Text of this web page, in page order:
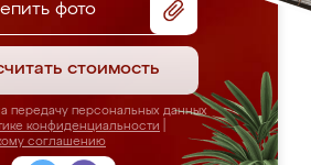
фото
стоимость
передачу персональных данных
конфиденциальности
соглашению